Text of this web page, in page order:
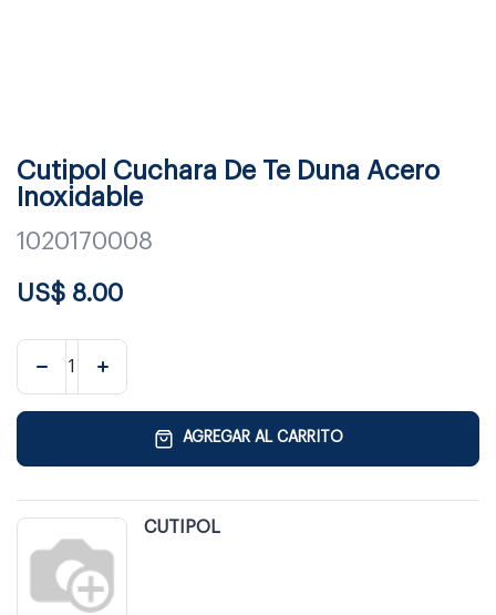
Cutipol Cuchara De Te Duna Acero
Inoxidable
1020170008
US$ 8.00
AGREGAR AL CARRITO
CUTIPOL